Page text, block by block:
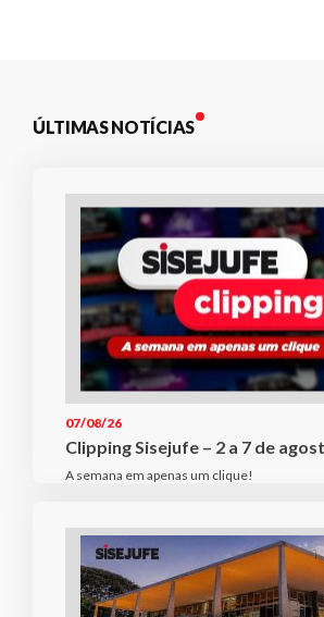
ÚLTIMAS NOTÍCIAS
07/08/26
Clipping Sisejufe – 2 a 7 de
A semana em apenas um clique!